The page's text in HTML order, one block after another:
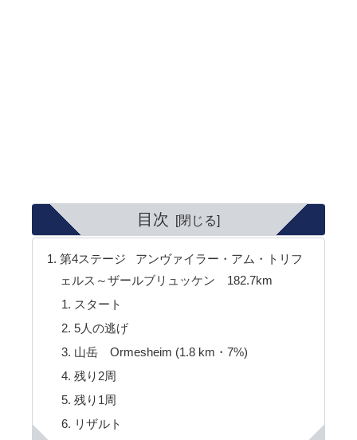
目次
第4ステージ アンヴァイラー・アム・トリフ
ェルス～ザールブリュッケン 182.7km
スタート
5人の逃げ
山岳 Ormesheim (1.8 km・7%)
残り2周
残り1周
リザルト